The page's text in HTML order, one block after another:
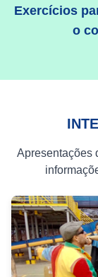
Exercícios
o
Apresentações